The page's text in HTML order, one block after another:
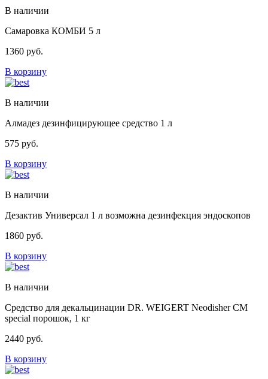
В наличии
Самаровка КОМБИ 5 л
1360 руб.
В корзину
В наличии
Алмадез дезинфицирующее средство 1 л
575 руб.
В корзину
В наличии
Дезактив Универсал 1 л возможна дезинфекция эндоскопов
1860 руб.
В корзину
В наличии
Средство для декальцинации DR. WEIGERT Neodisher CM
special порошок, 1 кг
2440 руб.
В корзину